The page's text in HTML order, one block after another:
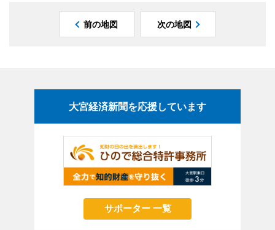
前の地図 次の地図
大宮経済新聞を応援しています
サポーター 一覧